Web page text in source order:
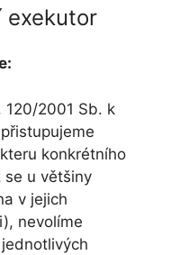
exekutor
120/2001 Sb. k
konkrétního
se u většiny
v jejich
nevolíme